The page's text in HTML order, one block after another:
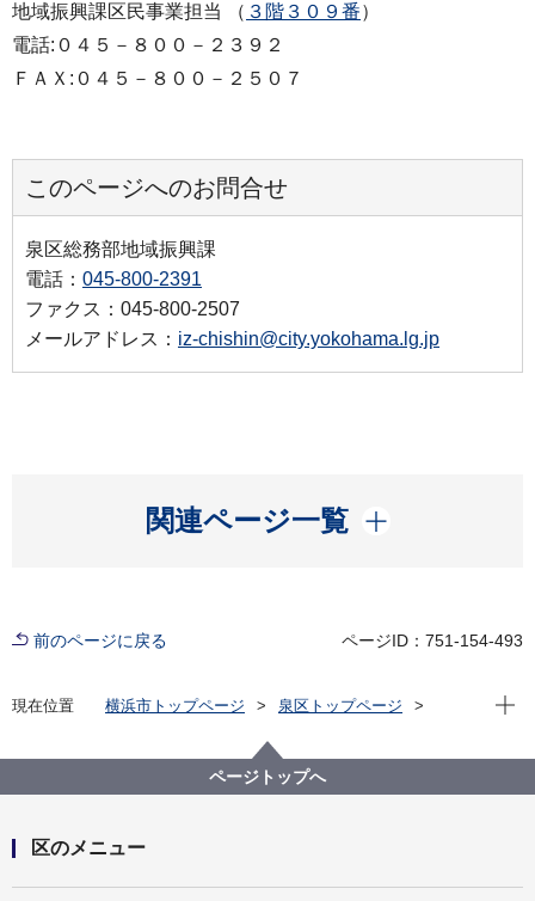
地域振興課区民事業担当 （ ３階３０９番）
電話:０４５－８００－２３９２
ＦＡＸ:０４５－８００－２５０７
このページへのお問合せ
泉区総務部地域振興課
電話： 045-800-2391
ファクス：045-800-2507
メールアドレス： iz-chishin@city.yokohama.lg.jp
関連ページ一覧
開く
前のページに戻る ページID：751-154-493
現在位置 横浜市トップページ
泉区トップページ
国際交流
いずみ多文化共生コーナー
現在
ページトップへ
区のメニュー